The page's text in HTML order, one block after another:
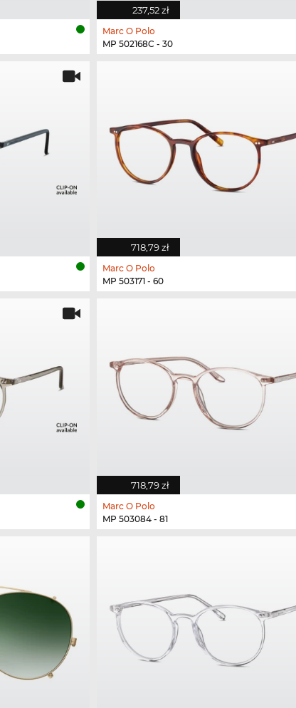
237,52 zł
Marc O Polo
MP 502168C - 30
718,79 zł
Marc O Polo
MP 503171 - 60
718,79 zł
Marc O Polo
MP 503084 - 81